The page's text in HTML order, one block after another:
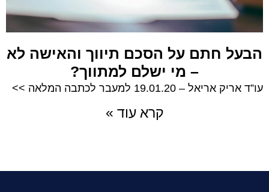
הבעל חתם על הסכם תיווך והאישה לא
– מי ישלם למתווך?
עו”ד אריק אריאל – 19.01.20 למעבר לכתבה המלאה >>
קרא עוד »